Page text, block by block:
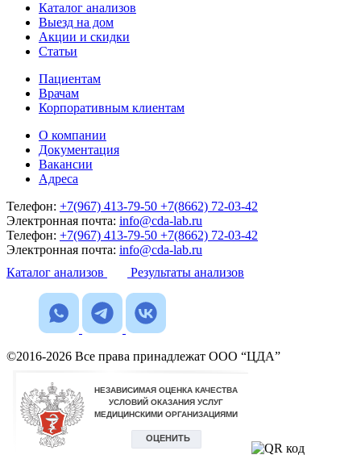
Каталог анализов
Выезд на дом
Акции и скидки
Статьи
Пациентам
Врачам
Корпоративным клиентам
О компании
Документация
Вакансии
Адреса
Телефон: +7(967) 413-79-50 +7(8662) 72-03-42
Электронная почта: info@cda-lab.ru
Телефон: +7(967) 413-79-50 +7(8662) 72-03-42
Электронная почта: info@cda-lab.ru
Каталог анализов
Результаты анализов
©2016-2026 Все права принадлежат ООО “ЦДА”